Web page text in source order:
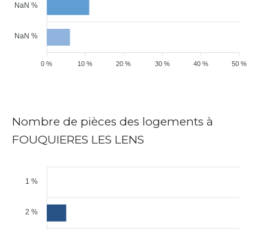
NaN %
NaN %
50 %
40 %
30 %
20 %
10 %
0 %
Nombre de pièces des logements à
FOUQUIERES LES LENS
1 %
2 %